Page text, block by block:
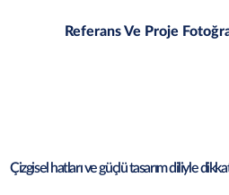
Referans Ve Proje
Çizgisel hatları ve güçlü tasarım diliyle